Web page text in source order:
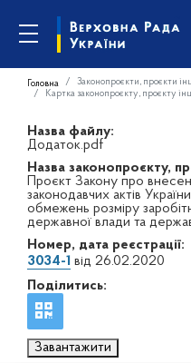
Головна Законопроєкти, проєкти
Картка законопроєкту, проєкту
Назва файлу:
Додаток.pdf
Назва законопроєкту,
Проєкт Закону про
законодавчих актів
обмежень розміру
державної влади та
Номер, дата реєстрації:
3034-1 від 26.02.2020
Поділитись:
Завантажити